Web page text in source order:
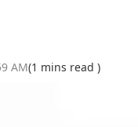
AM(1 mins read )